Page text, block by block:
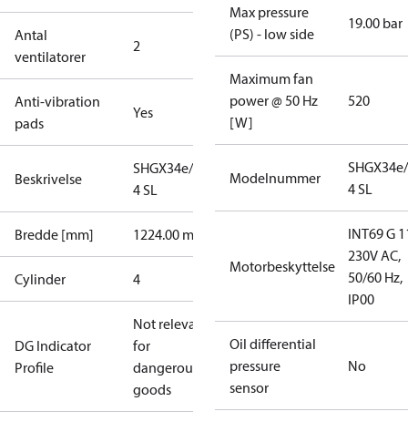
Antal
ventilatorer
2
Anti-vibration
pads
Yes
Beskrivelse
SHGX34e/380-
4 SL
Bredde [mm] 1224.00 mm
Cylinder 4
DG Indicator
Profile
Not relevant
for
dangerous
goods
Max pressure
(PS) - low side
19.00 bar
Maximum fan
power @ 50 Hz
[W]
520
Modelnummer
4 SL
Motorbeskyttelse
INT69 G
230V AC,
50/60 Hz,
IP00
Oil differential
pressure
sensor
No